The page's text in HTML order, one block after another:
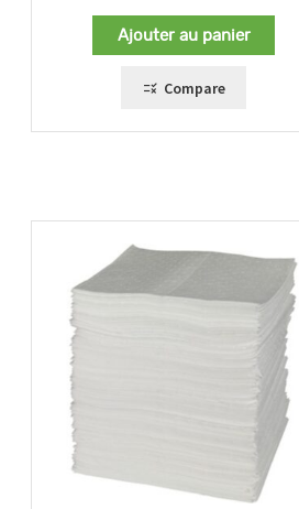
Ajouter au panier
Compare